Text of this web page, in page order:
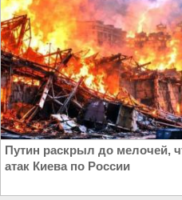
Путин раскрыл до мелочей,
атак Киева по России